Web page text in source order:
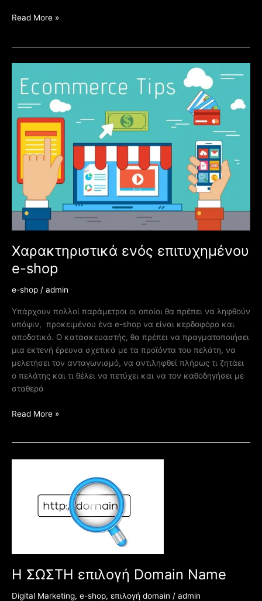
Read More »
Xαρακτηριστικά ενός επιτυχημένου
e-shop
e-shop / admin
Υπάρχουν πολλοί παράμετροι οι οποίοι θα πρέπει να ληφθούν
υπόψιν, προκειμένου ένα e-shop να είναι κερδοφόρο και
αποδοτικό. Ο κατασκευαστής, θα πρέπει να πραγματοποιήσει
μια εκτενή έρευνα σχετικά με τα προϊόντα του πελάτη, να
μελετήσει τον ανταγωνισμό, να αντιληφθεί πλήρως τι ζητάει
ο πελάτης και τι θέλει να πετύχει και να τον καθοδηγήσει με
σταθερά
ενός
επιτυχημένου
e-
shop
Read More »
Η ΣΩΣΤΗ επιλογή Domain Name
Digital Marketing, e-shop, επιλογή domain / admin